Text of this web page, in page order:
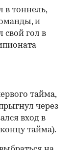
в тоннель,
и
свой гол в
тайма,
через
вход в
тайма).